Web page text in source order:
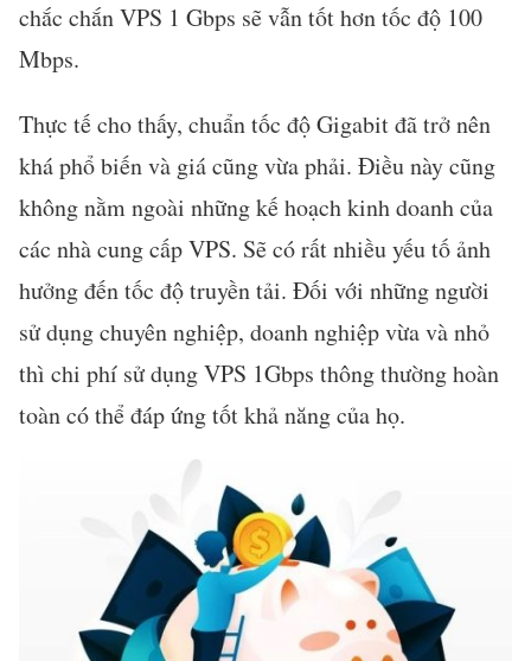
chắc chắn VPS 1 Gbps sẽ vẫn tốt hơn tốc độ 100
Mbps.
Thực tế cho thấy, chuẩn tốc độ Gigabit đã trở nên
khá phổ biến và giá cũng vừa phải. Điều này cũng
không nằm ngoài những kế hoạch kinh doanh của
các nhà cung cấp VPS. Sẽ có rất nhiều yếu tố ảnh
hưởng đến tốc độ truyền tải. Đối với những người
sử dụng chuyên nghiệp, doanh nghiệp vừa và nhỏ
thì chi phí sử dụng VPS 1Gbps thông thường hoàn
toàn có thể đáp ứng tốt khả năng của họ.